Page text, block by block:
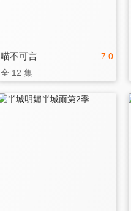
7.0
喵不可言
全 12 集